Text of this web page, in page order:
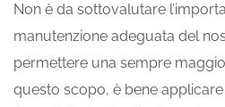
Non è da sottovalutare
manutenzione adeguata del
permettere una sempre
questo scopo, è bene